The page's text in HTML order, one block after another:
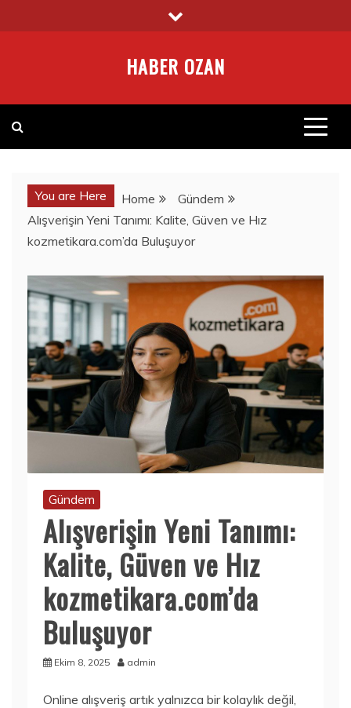
to
HABER OZAN
You are Here Home
Gündem
Alışverişin Yeni Tanımı: Kalite, Güven ve Hız
kozmetikara.com’da Buluşuyor
Gündem
Alışverişin Yeni Tanımı:
Kalite, Güven ve Hız
kozmetikara.com’da
Buluşuyor
Ekim 8, 2025 admin
Online alışveriş artık yalnızca bir kolaylık değil,